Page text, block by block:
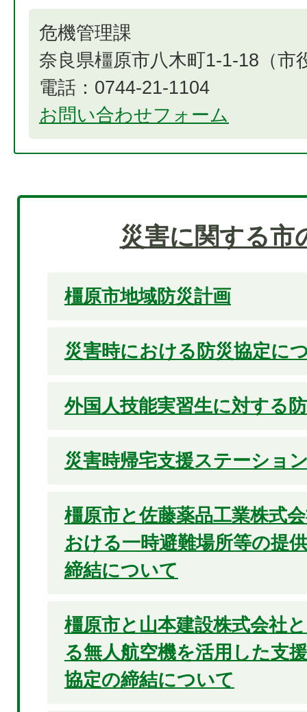
危機管理課
奈良県橿原市八木町1-1-18（市
電話：0744-21-1104
お問い合わせフォーム
災害に関する市
橿原市地域防災計画
災害時における防災協定に
外国人技能実習生に対する
災害時帰宅支援ステーショ
橿原市と佐藤薬品工業株式
おける一時避難場所等の提
締結について
橿原市と山本建設株式会社
る無人航空機を活用した支
協定の締結について